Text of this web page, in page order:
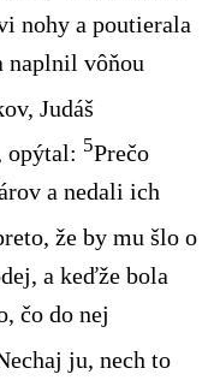
nohy a poutierala
naplnil vôňou
Judáš
opýtal: 5Prečo
a nedali ich
že by mu šlo o
a keďže bola
čo do nej
ju, nech to